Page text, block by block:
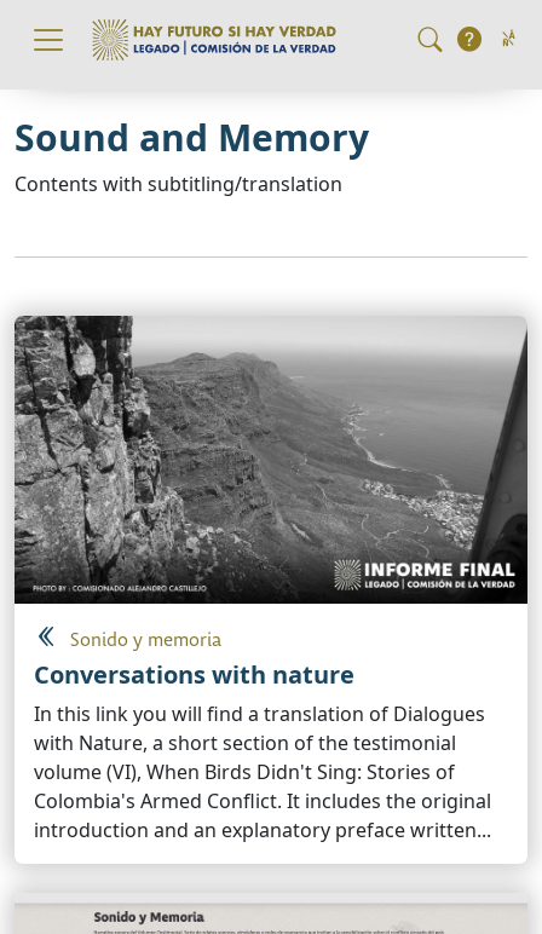
Pasar al contenido principal
Sound and Memory
Contents with subtitling/translation
Sonido y memoria
Conversations with nature
In this link you will find a translation of Dialogues
with Nature, a short section of the testimonial
volume (VI), When Birds Didn't Sing: Stories of
Colombia's Armed Conflict. It includes the original
introduction and an explanatory preface written...